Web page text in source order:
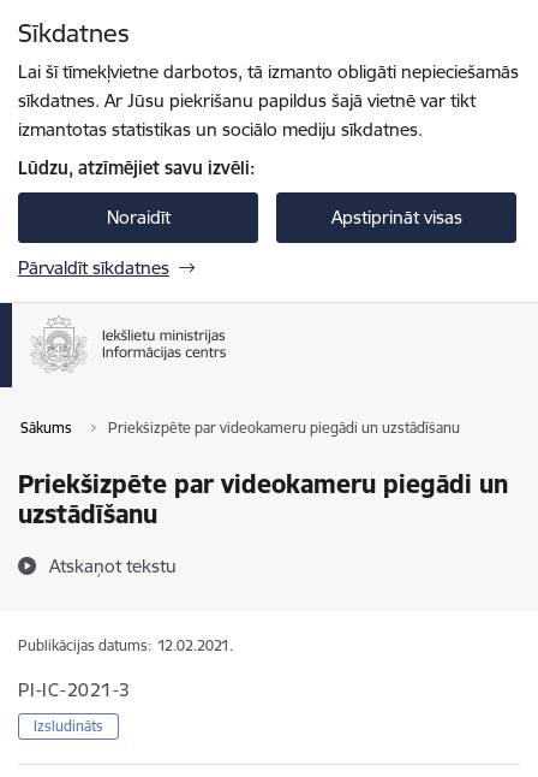
Sīkdatnes
Lai šī tīmekļvietne darbotos, tā izmanto obligāti nepieciešamās
sīkdatnes. Ar Jūsu piekrišanu papildus šajā vietnē var tikt
izmantotas statistikas un sociālo mediju sīkdatnes.
Lūdzu, atzīmējiet savu izvēli:
Noraidīt Apstiprināt visas
Pārvaldīt sīkdatnes
Sākums Priekšizpēte par videokameru piegādi un uzstādīšanu
Priekšizpēte par videokameru piegādi un
uzstādīšanu
Atskaņot tekstu
Publikācijas datums: 12.02.2021.
PI-IC-2021-3
Izsludināts